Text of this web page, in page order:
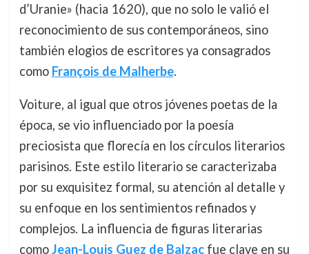
d’Uranie» (hacia 1620), que no solo le valió el
reconocimiento de sus contemporáneos, sino
también elogios de escritores ya consagrados
como François de Malherbe.
Voiture, al igual que otros jóvenes poetas de la
época, se vio influenciado por la poesía
preciosista que florecía en los círculos literarios
parisinos. Este estilo literario se caracterizaba
por su exquisitez formal, su atención al detalle y
su enfoque en los sentimientos refinados y
complejos. La influencia de figuras literarias
comoJean-Louis Guez de Balzacfue clave en su